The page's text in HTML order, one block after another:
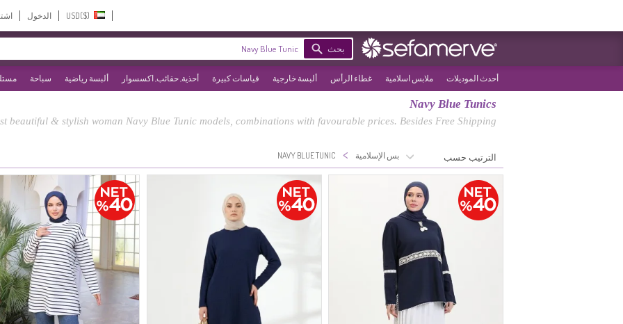
الدخول
بحث
أحدث الموديلات ملابس اسلامية غطاء الرأس ألبسة خارجية قياسات كبيرة أحذية, حقائب, اكسسوار ألبسة رياضية سباحة
Navy Blue Tunics
beautiful & stylish woman Navy Blue Tunic models, combinations with favourable prices. Besides Free Shipping!
الصفحة الرئيسية الملابس الإسلامية >
NAVY BLUE TUNIC